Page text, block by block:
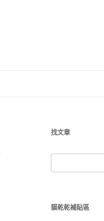
找文章
尋
鍵
貓乾乾補貼區